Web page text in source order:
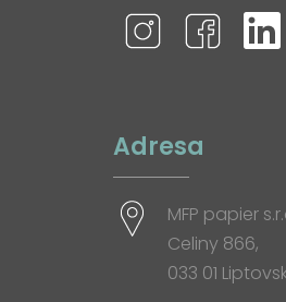
Adresa
MFP papier
Celiny 866,
033 01